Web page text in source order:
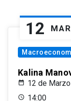
12 MAR
Kalina
12 de
14:00